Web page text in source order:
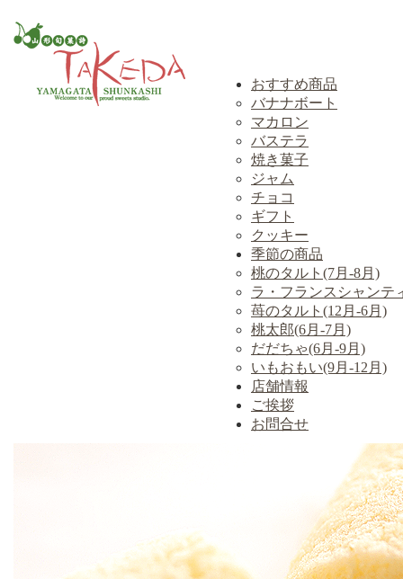
おすすめ商品
バナナボート
マカロン
バステラ
焼き菓子
ジャム
チョコ
ギフト
クッキー
季節の商品
桃のタルト(7月-8月)
ラ・フランスシャンテ
苺のタルト(12月-6月)
桃太郎(6月-7月)
だだちゃ(6月-9月)
いもおもい(9月-12月)
店舗情報
ご挨拶
お問合せ